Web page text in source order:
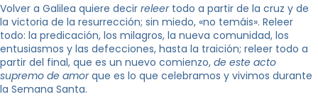
Volver a Galilea quiere decir releertodo a partir de la cruz y de
la victoria de la resurrección; sin miedo, «no temáis». Releer
todo: la predicación, los milagros, la nueva comunidad, los
entusiasmos y las defecciones, hasta la traición; releer todo a
partir del final, que es un nuevo comienzo, de este acto
supremo de amorque es lo que celebramos y vivimos durante
la Semana Santa.